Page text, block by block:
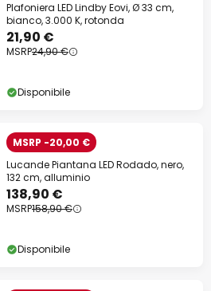
Plafoniera LED Lindby Eovi, Ø 33 cm,
bianco, 3.000 K, rotonda
21,90 €
MSRP24,90 €
Disponibile
MSRP -20,00 €
Lucande Piantana LED Rodado, nero,
132 cm, alluminio
138,90 €
MSRP158,90 €
Disponibile